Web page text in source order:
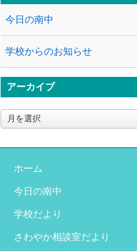
今日の南中
学校からのお知らせ
アーカイブ
ア
ー
イ
ホーム
今日の南中
学校だより
さわやか相談室だより